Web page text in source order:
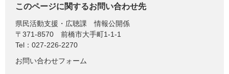
このページに関するお問い合わせ先
県民活動支援・広聴課
情報公開係
〒371-8570
前橋市大手町1-1-1
Tel：027-226-2270
お問い合わせフォーム